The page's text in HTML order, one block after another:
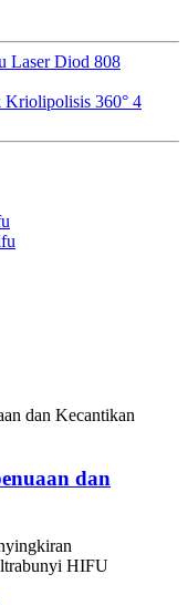
Laser Diod 808
Kriolipolisis 360° 4
dan